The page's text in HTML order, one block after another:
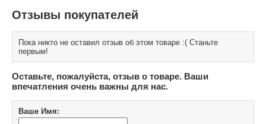
Отзывы покупателей
Пока никто не оставил отзыв об этом товаре :( Станьте
первым!
Оставьте, пожалуйста, отзыв о товаре. Ваши
впечатления очень важны для нас.
Ваше Имя: